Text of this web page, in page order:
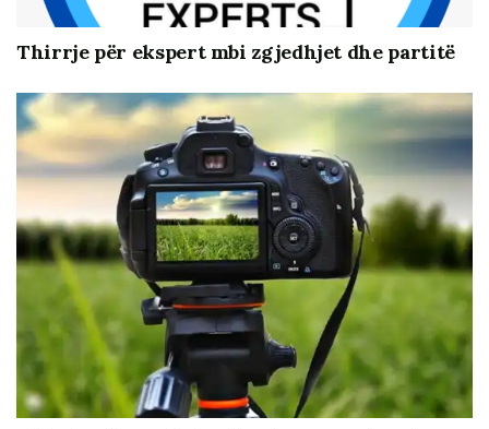
Thirrje për ekspert mbi zgjedhjet dhe partitë